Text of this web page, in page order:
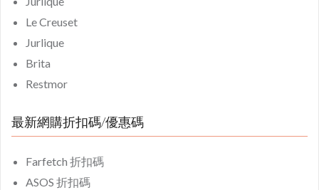
Le Creuset
Jurlique
Brita
Restmor
最新網購折扣碼/優惠碼
Farfetch 折扣碼
ASOS 折扣碼